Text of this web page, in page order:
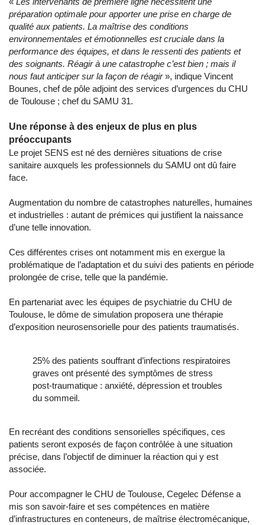
préparation optimale pour apporter une prise en charge de
qualité aux patients. La maîtrise des conditions
environnementales et émotionnelles est cruciale dans la
performance des équipes, et dans le ressenti des patients et
des soignants. Réagir à une catastrophe c’est bien ; mais il
nous faut anticiper sur la façon de réagir», indique Vincent
Bounes, chef de pôle adjoint des services d’urgences du CHU
de Toulouse ; chef du SAMU 31.
Une réponse à des enjeux de plus en plus
préoccupants
Le projet SENS est né des dernières situations de crise
sanitaire auxquels les professionnels du SAMU ont dû faire
face.
Augmentation du nombre de catastrophes naturelles, humaines
et industrielles : autant de prémices qui justifient la naissance
d’une telle innovation.
Ces différentes crises ont notamment mis en exergue la
problématique de l’adaptation et du suivi des patients en période
prolongée de crise, telle que la pandémie.
En partenariat avec les équipes de psychiatrie du CHU de
Toulouse, le dôme de simulation proposera une thérapie
d’exposition neurosensorielle pour des patients traumatisés.
25% des patients souffrant d’infections respiratoires
graves ont présenté des symptômes de stress
post-traumatique : anxiété, dépression et troubles
du sommeil.
En recréant des conditions sensorielles spécifiques, ces
patients seront exposés de façon contrôlée à une situation
précise, dans l’objectif de diminuer la réaction qui y est
associée.
Pour accompagner le CHU de Toulouse, Cegelec Défense a
mis son savoir-faire et ses compétences en matière
d’infrastructures en conteneurs, de maîtrise électromécanique,